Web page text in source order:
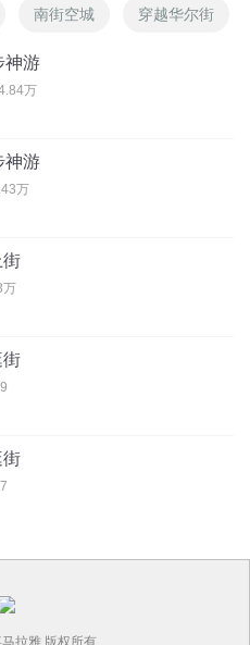
南街空城 穿越华尔街
神游
万
神游
万
街
万
街
街
拉雅 版权所有